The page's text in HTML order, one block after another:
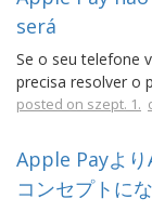
será
Se o seu telefone
precisa resolver o
posted on szept. 1.
Apple Payよ
コンセプトに